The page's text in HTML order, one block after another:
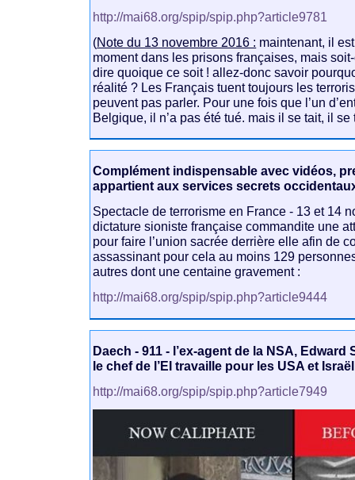
http://mai68.org/spip/spip.php?article9781
(Note du 13 novembre 2016 : maintenant, il
moment dans les prisons françaises, mais
dire quoique ce soit ! allez-donc savoir
réalité ? Les Français tuent toujours les
peuvent pas parler. Pour une fois que l’un
Belgique, il n’a pas été tué. mais il se tait, il se
Complément indispensable avec vidéos,
appartient aux services secrets
Spectacle de terrorisme en France - 13 et 14
dictature sioniste française commandite une
pour faire l’union sacrée derrière elle afin de
assassinant pour cela au moins 129
autres dont une centaine gravement :
http://mai68.org/spip/spip.php?article9444
Daech - 911 - l’ex-agent de la NSA,
le chef de l’EI travaille pour les USA et Israël
http://mai68.org/spip/spip.php?article7949